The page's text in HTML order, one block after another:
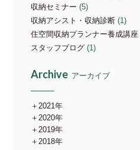
収納セミナー (5)
収納アシスト・収納診断 (1)
住空間収納プランナー養成講座
スタッフブログ (1)
Archive アーカイブ
2021年
2020年
2019年
2018年